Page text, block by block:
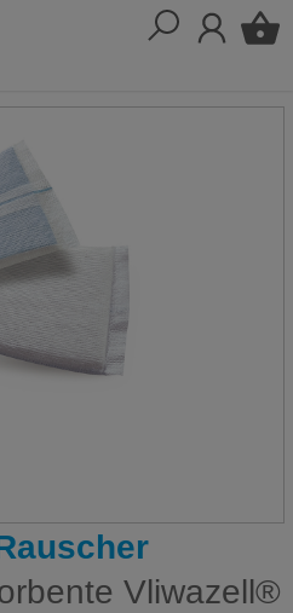
Vliwazell®